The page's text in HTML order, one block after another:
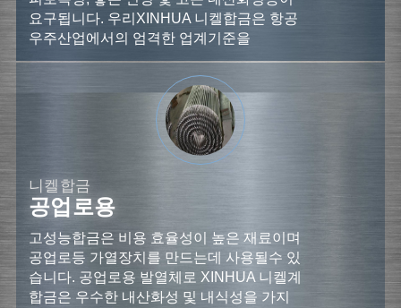
요구됩니다. 우리XINHUA 니켈합금은 항공
우주산업에서의 엄격한 업계기준을
니켈합금
공업로용
고성능합금은 비용 효율성이 높은 재료이며
공업로등 가열장치를 만드는데 사용될수 있
습니다. 공업로용 발열체로 XINHUA 니켈계
합금은 우수한 내산화성 및 내식성을 가지